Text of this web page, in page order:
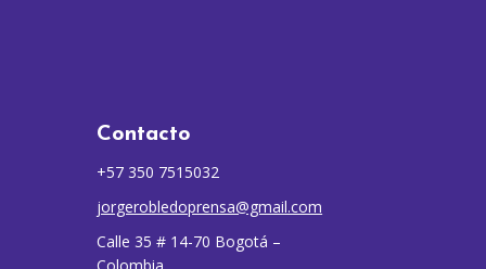
Contacto
+57 350 7515032
jorgerobledoprensa@gmail.com
Calle 35 # 14-70 Bogotá –
Colombia